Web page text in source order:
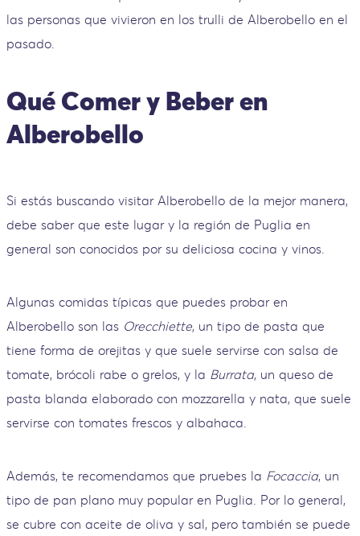
las personas que vivieron en los trulli de Alberobello en el
pasado.
Qué Comer y Beber en
Alberobello
Si estás buscando visitar Alberobello de la mejor manera,
debe saber que este lugar y la región de Puglia en
general son conocidos por su deliciosa cocina y vinos.
Algunas comidas típicas que puedes probar en
Alberobello son las Orecchiette, un tipo de pasta que
tiene forma de orejitas y que suele servirse con salsa de
tomate, brócoli rabe o grelos, y la Burrata, un queso de
pasta blanda elaborado con mozzarella y nata, que suele
servirse con tomates frescos y albahaca.
Además, te recomendamos que pruebes la Focaccia, un
tipo de pan plano muy popular en Puglia. Por lo general,
se cubre con aceite de oliva y sal, pero también se puede